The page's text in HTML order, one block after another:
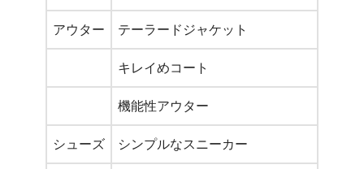
アウター テーラードジャケット
キレイめコート
機能性アウター
シューズ シンプルなスニーカー